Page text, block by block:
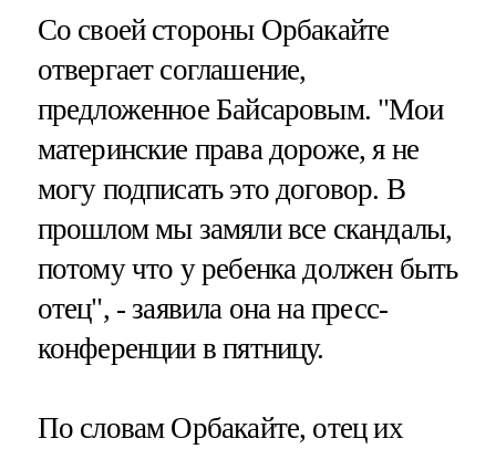
Со своей стороны Орбакайте
отвергает соглашение,
предложенное Байсаровым. "Мои
материнские права дороже, я не
могу подписать это договор. В
прошлом мы замяли все скандалы,
потому что у ребенка должен быть
отец", - заявила она на пресс-
конференции в пятницу.
По словам Орбакайте, отец их